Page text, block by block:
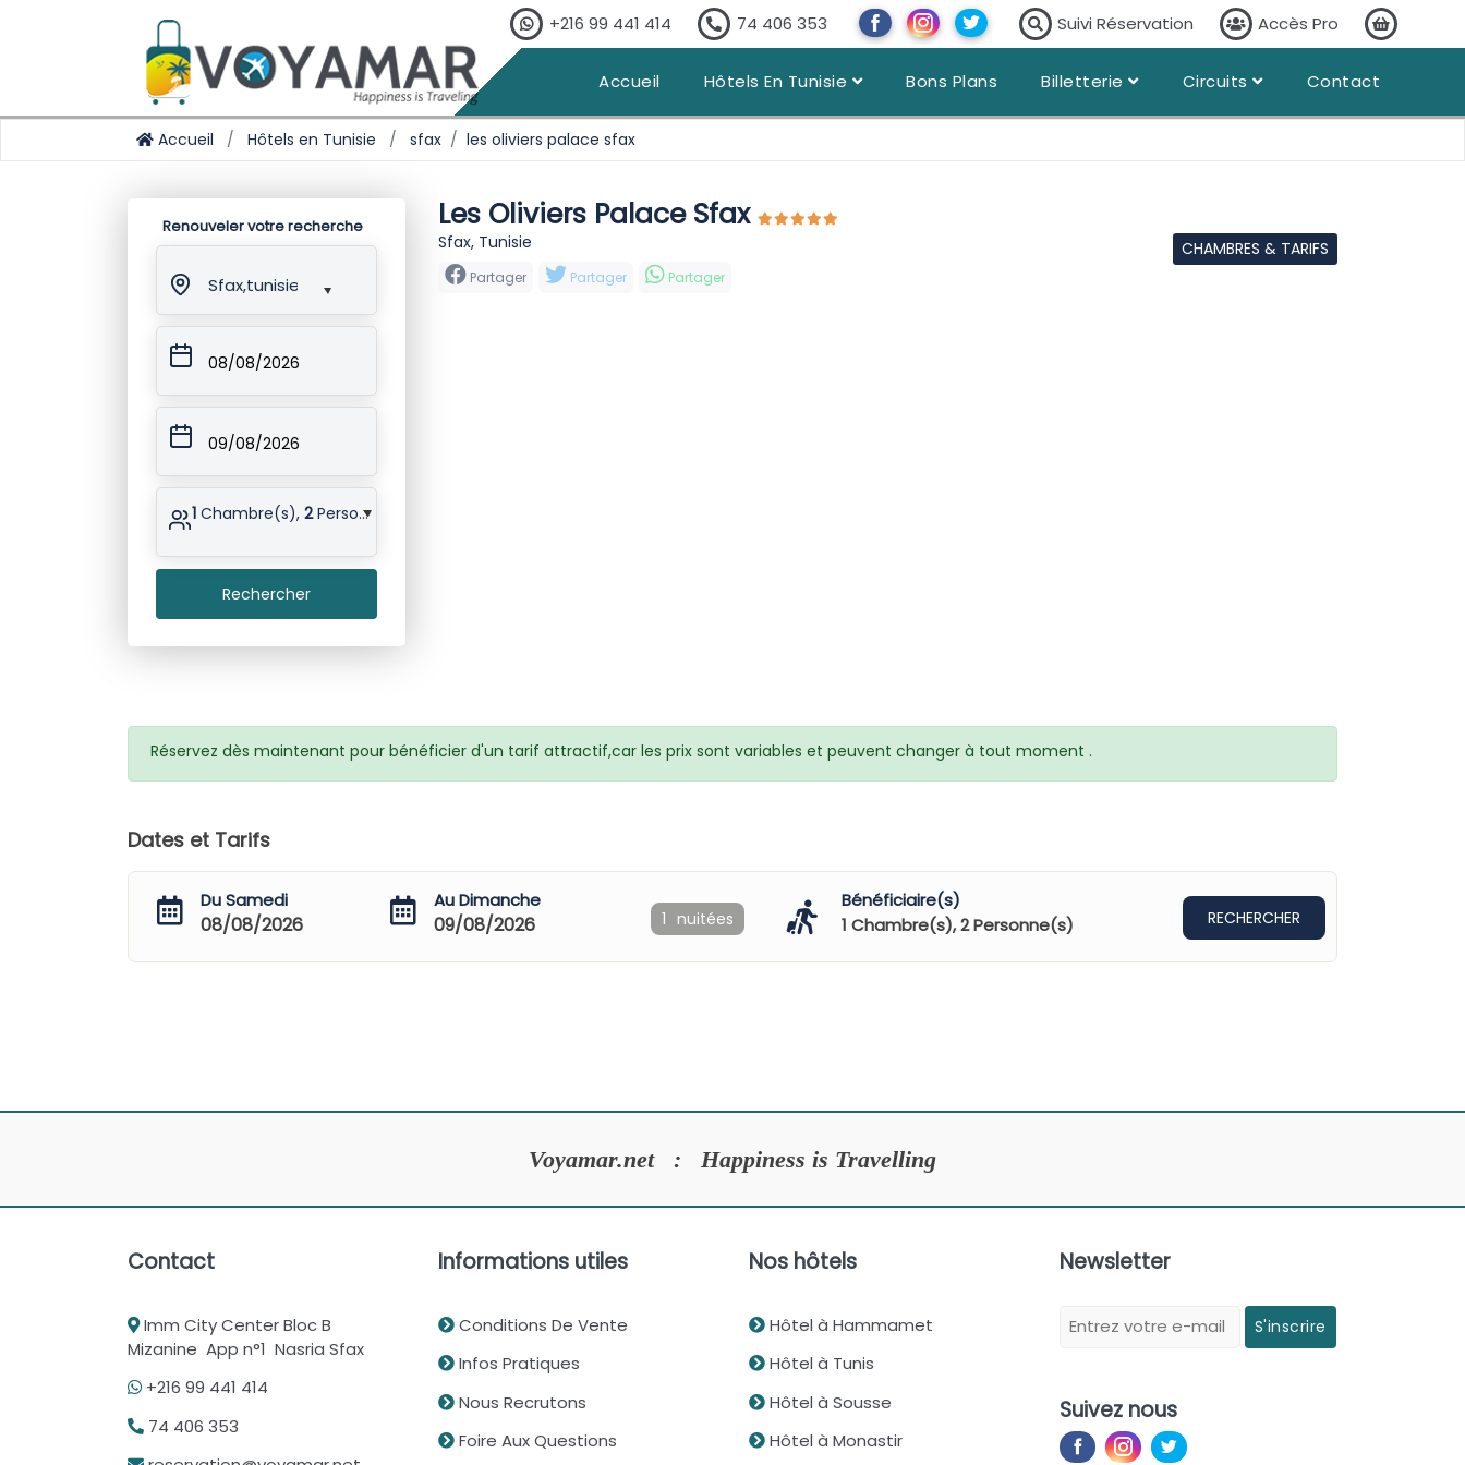
+216 99 441 414 74 406 353 Suivi Réservation Accès Pro
Accueil Hôtels En Tunisie Bons Plans Billetterie Circuits Contact
Accueil Hôtels en Tunisie sfax les oliviers palace sfax
Renouveler votre recherche
Sfax,tunisie
08/08/2026
09/08/2026
1 Chambre(s),2Personne(s)
Rechercher
Les Oliviers Palace Sfax
Sfax, Tunisie
Partager Partager Partager
CHAMBRES & TARIFS
Réservez dès maintenant pour bénéficier d'un tarif attractif,car les prix sont variables et peuvent changer à tout moment .
Dates et Tarifs
Du Samedi
08/08/2026
Au Dimanche
09/08/2026 1 nuitées
Bénéficiaire(s)
1 Chambre(s),2Personne(s) RECHERCHER
Voyamar.net : Happiness is Travelling
Contact
Imm City Center Bloc B
Mizanine App n°1 Nasria Sfax
+216 99 441 414
74 406 353
Informations utiles
Conditions De Vente
Infos Pratiques
Nous Recrutons
Foire Aux Questions
Nos hôtels
Hôtel à Hammamet
Hôtel à Tunis
Hôtel à Sousse
Hôtel à Monastir
Newsletter
S'inscrire
Suivez nous